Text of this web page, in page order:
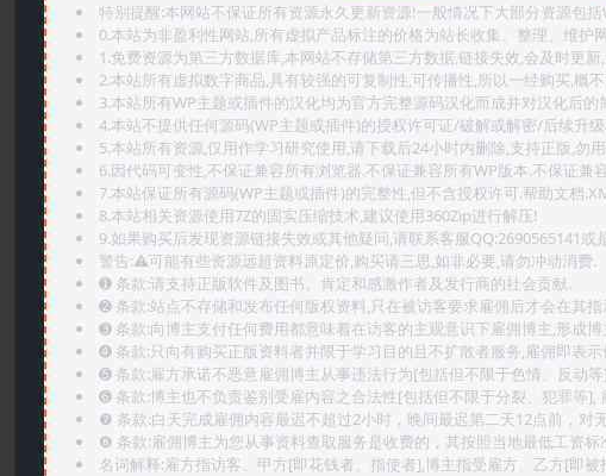
特别提醒:本网站不保证所有资源永久更新资源!一般情况下大部分资源包
0.本站为非盈利性网站,所有虚拟产品标注的价格为站长收集、整理、维护
1.免费资源为第三方数据库,本网站不存储第三方数据,链接失效,会及时更
2.本站所有虚拟数字商品,具有较强的可复制性,可传播性,所以一经购买,概
3.本站所有WP主题或插件的汉化均为官方完整源码汉化而成并对汉化后的
4.本站不提供任何源码(WP主题或插件)的授权许可证/破解或解密/后续升
5.本站所有资源,仅用作学习研究使用,请下载后24小时内删除,支持正版,勿
6.因代码可变性,不保证兼容所有浏览器.不保证兼容所有WP版本.不保证兼
7.本站保证所有源码(WP主题或插件)的完整性,但不含授权许可.帮助文档
8.本站相关资源使用7Z的固实压缩技术,建议使用360Zip进行解压!
9.如果购买后发现资源链接失效或其他疑问,请联系客服QQ:2690565141或
警告:⚠️可能有些资源远超资料原定价,购买请三思,如非必要,请勿冲动消费.
➊️ 条款:请支持正版软件及图书。肯定和感激作者及发行商的社会贡献.
➋️ 条款:站点不存储和发布任何版权资料,只在被访客要求雇佣后才会在其
➌️ 条款:向博主支付任何费用都意味着在访客的主观意识下雇佣博主,形成
➍️ 条款:只向有购买正版资料者并限于学习目的且不扩散者服务,雇佣即表
➎ 条款:雇方承诺不恶意雇佣博主从事违法行为[包括但不限于色情、反动
➏️ 条款:博主也不负责鉴别受雇内容之合法性[包括但不限于分裂、犯罪等],
❼ 条款:白天完成雇佣内容最迟不超过2小时，晚间最迟第二天12点前，对
❽ 条款:雇佣博主为您从事资料查取服务是收费的，其按照当地最低工资标
名词解释:雇方指访客、甲方[即花钱者、指使者],博主指受雇方、乙方[即被